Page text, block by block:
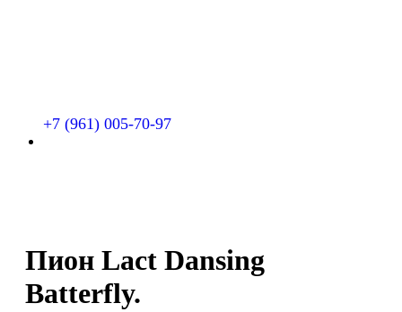
+7 (961) 005-70-97
Пион Lact Dansing
Batterfly.